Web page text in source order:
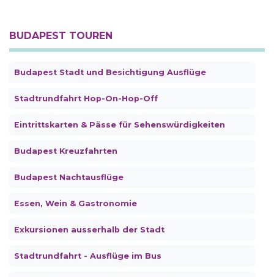
BUDAPEST TOUREN
Budapest Stadt und Besichtigung Ausflüge
Stadtrundfahrt Hop-On-Hop-Off
Eintrittskarten & Pässe für Sehenswürdigkeiten
Budapest Kreuzfahrten
Budapest Nachtausflüge
Essen, Wein & Gastronomie
Exkursionen ausserhalb der Stadt
Stadtrundfahrt - Ausflüge im Bus